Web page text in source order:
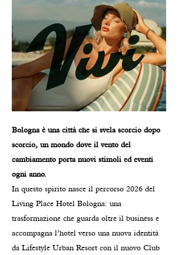
Bologna è una città che si svela scorcio dopo
scorcio, un mondo dove il vento del
cambiamento porta nuovi stimoli ed eventi
ogni anno.
In questo spirito nasce il percorso 2026 del
Living Place Hotel Bologna: una
trasformazione che guarda oltre il business e
accompagna l’hotel verso una nuova identità
da Lifestyle Urban Resort con il nuovo Club